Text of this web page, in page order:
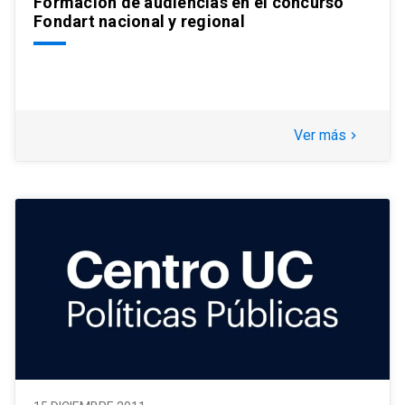
Fondart nacional y regional
Ver más keyboard_arrow_right